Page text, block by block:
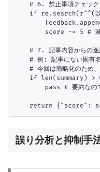
# 6. 禁止事項チェッ
if re.search(r"^(以
score -= 5 #
# 7. 記事内容からの逸
# 例: 記事にない固有
# 今回は簡略化のため
if len(summary) >
pass # 要約なので
誤り分析と抑制手